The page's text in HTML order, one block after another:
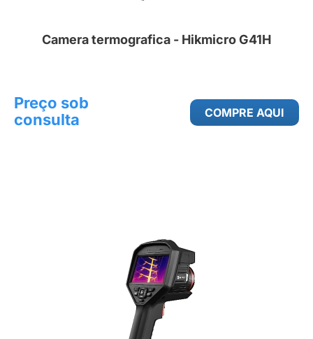
Camera termografica - Hikmicro G41H
Preço sob
consulta
COMPRE AQUI